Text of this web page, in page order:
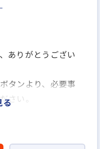
ありがとうござい
タンより、必要事
さい。
ントリー
る